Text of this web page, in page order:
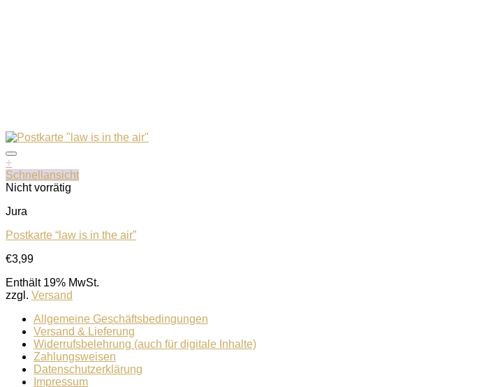
+
Schnellansicht
Nicht vorrätig
Jura
Postkarte “law is in the air”
€3,99
Enthält 19% MwSt.
zzgl. Versand
Allgemeine Geschäftsbedingungen
Versand & Lieferung
Widerrufsbelehrung (auch für digitale Inhalte)
Zahlungsweisen
Datenschutzerklärung
Impressum